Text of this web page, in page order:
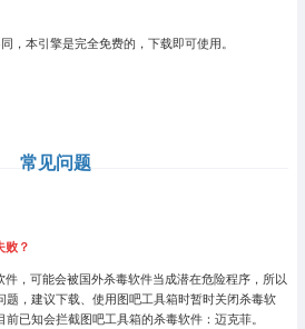
本引擎是完全免费的，下载即可使用。
常见问题
败？
，可能会被国外杀毒软件当成潜在危险程序，所以
，建议下载、使用图吧工具箱时暂时关闭杀毒软
已知会拦截图吧工具箱的杀毒软件：迈克菲。